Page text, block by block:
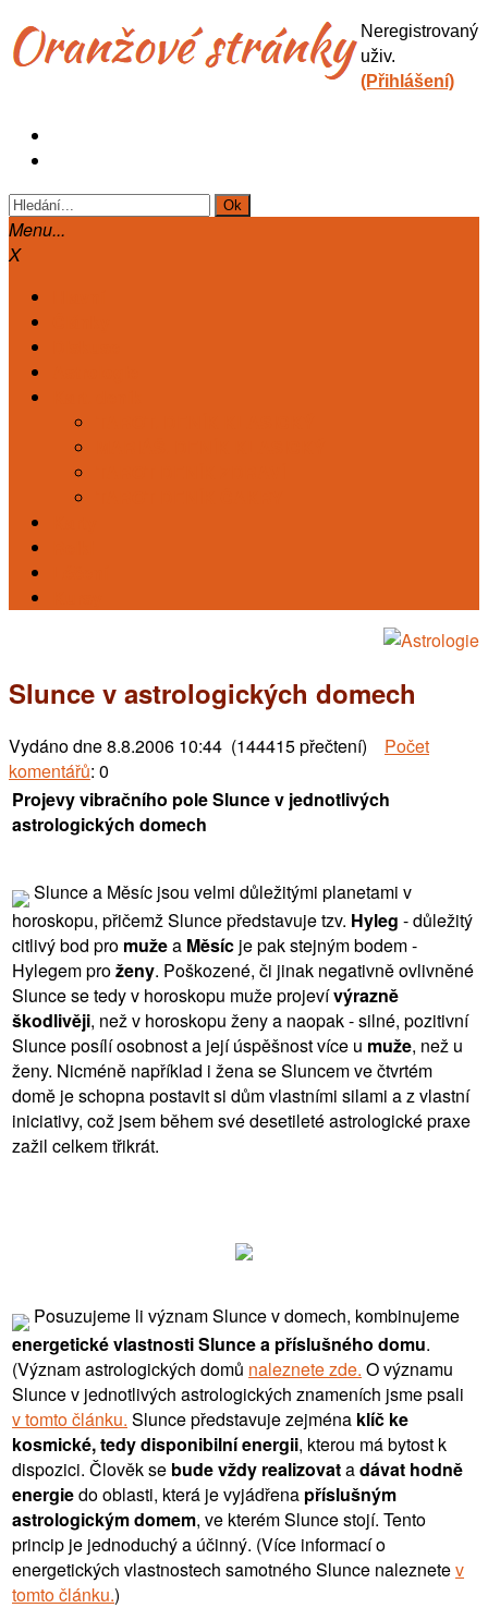
Neregistrovaný
uživ.
(Přihlášení)
Menu...
X
Slunce v astrologických domech
Vydáno dne8.8.2006 10:44 (144415 přečtení) Počet
komentářů: 0
Projevy vibračního pole Slunce v jednotlivých
astrologických domech
Slunce a Měsíc jsou velmi důležitými planetami v
horoskopu, přičemž Slunce představuje tzv. Hyleg - důležitý
citlivý bod pro mužea Měsíc je pak stejným bodem -
Hylegem proženy. Poškozené, či jinak negativně ovlivněné
Slunce se tedy v horoskopu muže projevívýrazně
škodlivěji, než v horoskopu ženy a naopak - silné, pozitivní
Slunce posílí osobnost a její úspěšnost více u muže, než u
ženy. Nicméně například i žena se Sluncem ve čtvrtém
domě je schopna postavit si dům vlastními silami a z vlastní
iniciativy, což jsem během své desetileté astrologické praxe
zažil celkem třikrát.
Posuzujeme li význam Slunce v domech, kombinujeme
energetické vlastnosti Slunce a příslušného domu.
(Význam astrologických domů naleznete zde. O významu
Slunce v jednotlivých astrologických znameních jsme psali
v tomto článku. Slunce představuje zejména klíč ke
kosmické, tedy disponibilní energii, kterou má bytost k
dispozici. Člověk se bude vždy realizovatadávat hodně
energiedo oblasti, která je vyjádřena příslušným
astrologickým domem, ve kterém Slunce stojí. Tento
princip je jednoduchý a účinný. (Více informací o
energetických vlastnostech samotného Slunce naleznetev
tomto článku.)